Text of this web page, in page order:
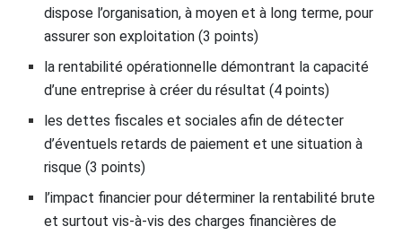
dispose l’organisation, à moyen et à long terme, pour
assurer son exploitation (3 points)
la rentabilité opérationnelle démontrant la capacité
d’une entreprise à créer du résultat (4 points)
les dettes fiscales et sociales afin de détecter
d’éventuels retards de paiement et une situation à
risque (3 points)
l’impact financier pour déterminer la rentabilité brute
et surtout vis-à-vis des charges financières de